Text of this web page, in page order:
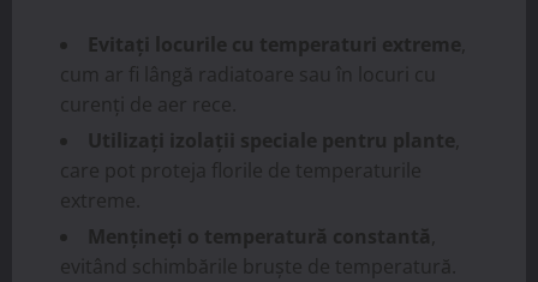
Evitați locurile cu temperaturi extreme,
cum ar fi lângă radiatoare sau în locuri cu
curenți de aer rece.
Utilizați izolații speciale pentru plante,
care pot proteja florile de temperaturile
extreme.
Mențineți o temperatură constantă,
evitând schimbările bruște de temperatură.